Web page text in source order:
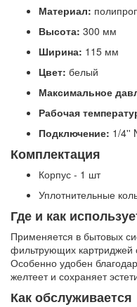
Материал:
Высота: 300 мм
Ширина: 115 мм
Цвет: белый
Максимальное
Рабочая
Подключение: 1/4''
Комплектация
Корпус - 1 шт
Уплотнительные
Где и как
Применяется в бытовых
фильтрующих картриджей
Особенно удобен
желтеет и сохраняет
Как обслуживается